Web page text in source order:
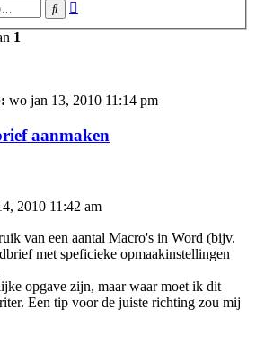
Zoek
1
wo jan 13, 2010 11:14 pm
aanmaken
2010 11:42 am
van een aantal Macro's in Word (bijv.
met speficieke opmaakinstellingen
opgave zijn, maar waar moet ik dit
Een tip voor de juiste richting zou mij